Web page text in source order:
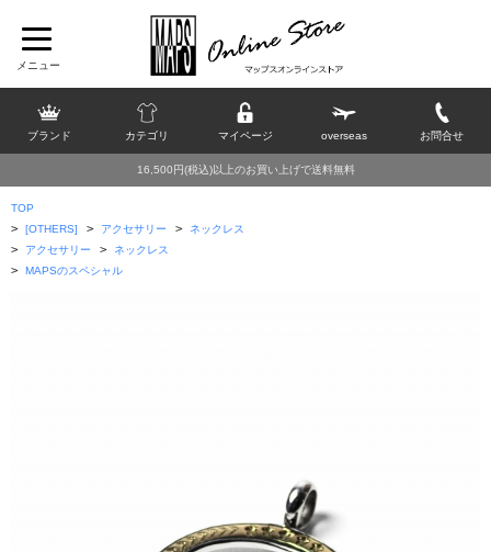
ブランド カテゴリ マイページ overseas お問合せ
16,500円(税込)以上のお買い上げで送料無料
TOP
> [OTHERS] > アクセサリー > ネックレス
> アクセサリー > ネックレス
> MAPSのスペシャル